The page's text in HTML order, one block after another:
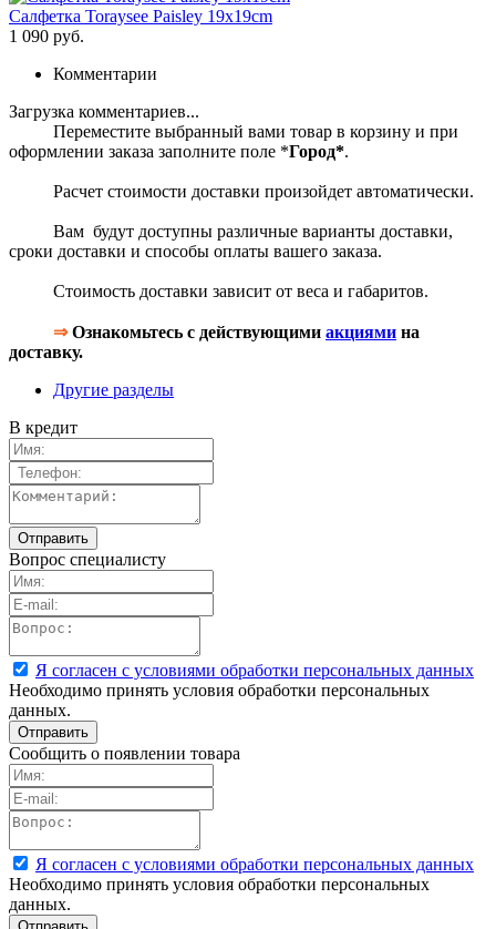
Салфетка Toraysee Paisley 19x19cm
1 090 руб.
Комментарии
Загрузка комментариев...
Переместите выбранный вами товар в корзину и при
оформлении заказа заполните поле *Город*.
Расчет стоимости доставки произойдет автоматически.
Вам будут доступны различные варианты доставки,
сроки доставки и способы оплаты вашего заказа.
Стоимость доставки зависит от веса и габаритов.
⇒Ознакомьтесь с действующими акциями на
доставку.
Другие разделы
В кредит
Вопрос специалисту
Я согласен с условиями обработки персональных данных
Необходимо принять условия обработки персональных
данных.
Сообщить о появлении товара
Я согласен с условиями обработки персональных данных
Необходимо принять условия обработки персональных
данных.